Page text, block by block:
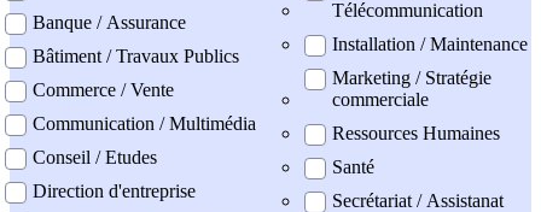
Banque / Assurance
Bâtiment / Travaux Publics
Commerce / Vente
Communication / Multimédia
Conseil / Etudes
Direction d'entreprise
Télécommunication
Installation / Maintenance
Marketing / Stratégie
commerciale
Ressources Humaines
Santé
Secrétariat / Assistanat